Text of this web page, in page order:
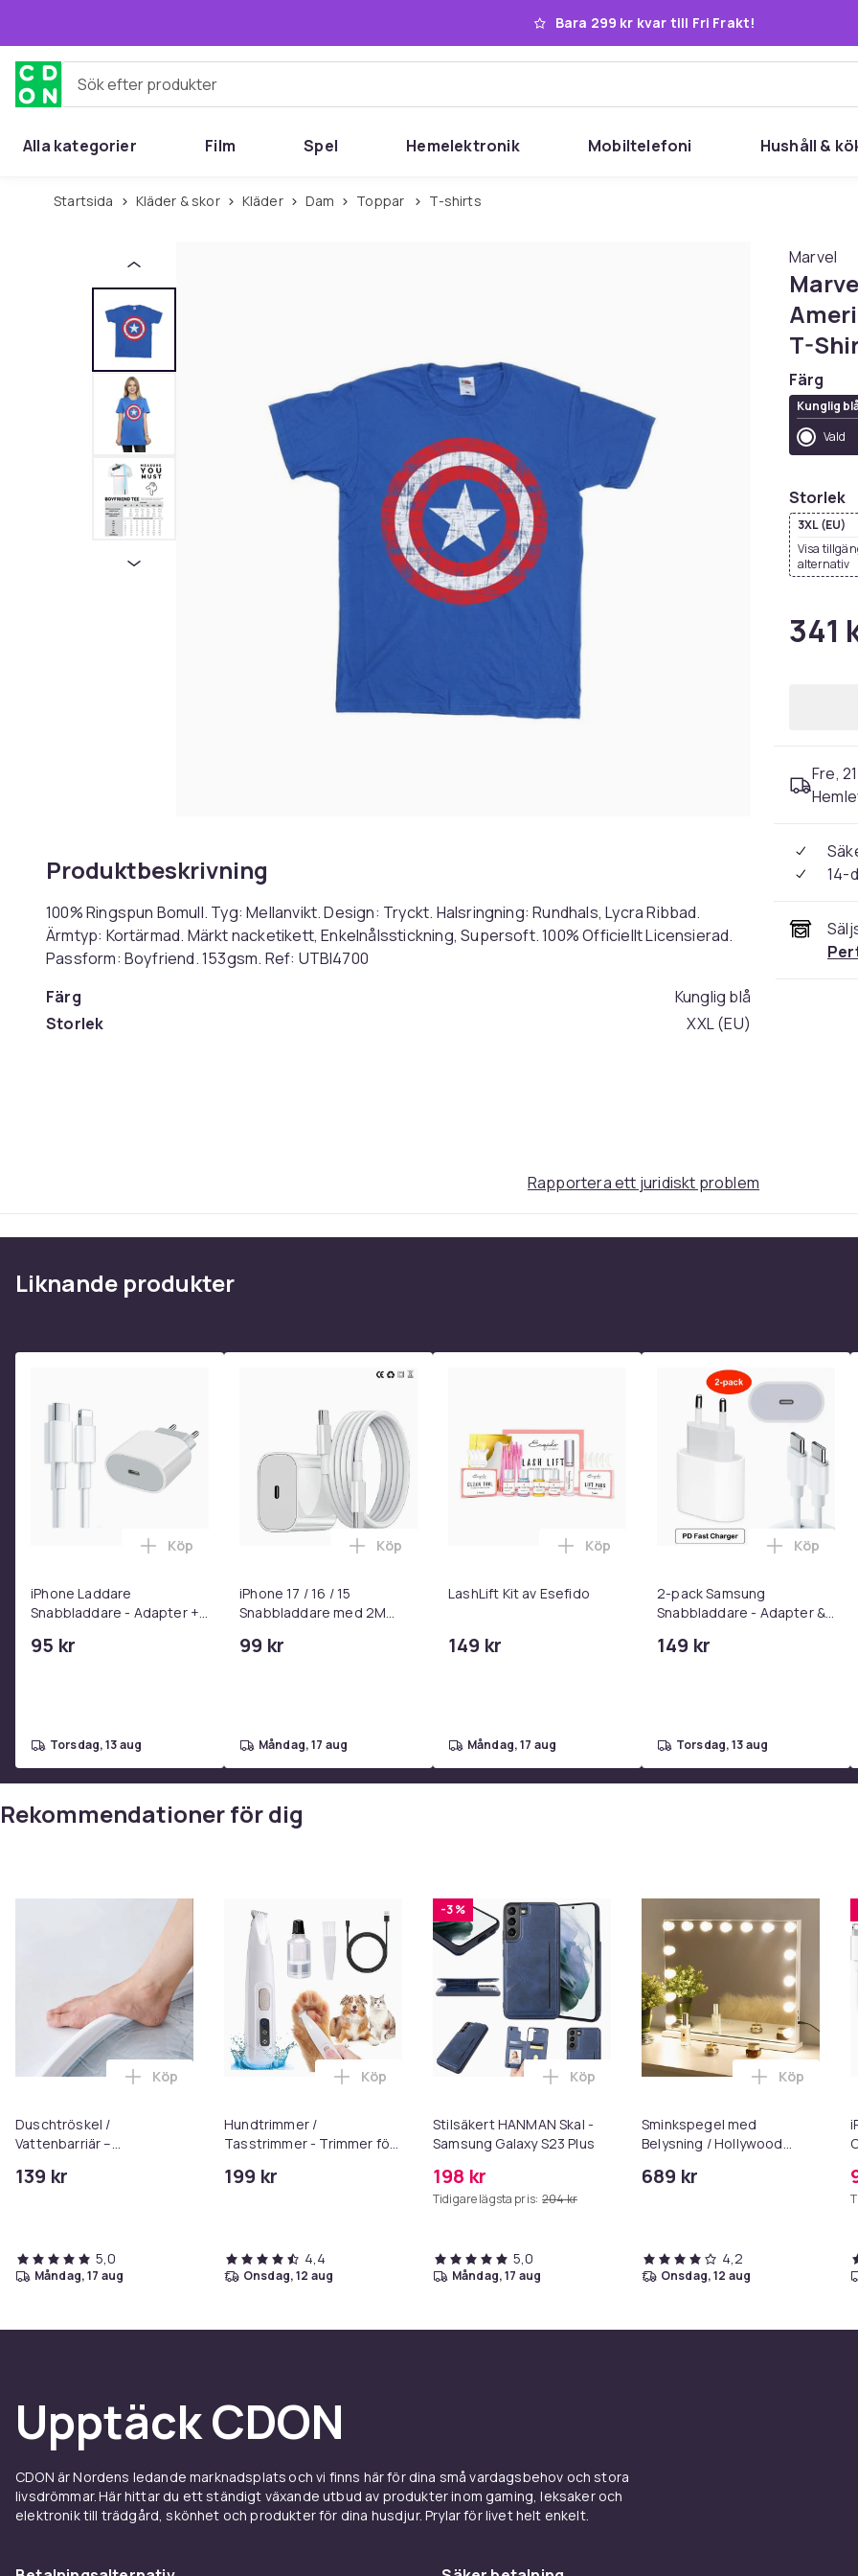
Bara 299 kr kvar till Fri Frakt!
Sök efter produkter
Alla kategorier Film Spel Hemelektronik Mobiltelefoni Hushåll &
Startsida Kläder & skor Kläder Dam Toppar T-shirts
Produktbeskrivning
100% Ringspun Bomull. Tyg: Mellanvikt. Design: Tryckt. Halsringning: Rundhals, Lycra Ribbad.
Ärmtyp: Kortärmad. Märkt nacketikett, Enkelnålsstickning, Supersoft. 100% Officiellt Licensierad.
Passform: Boyfriend. 153gsm. Ref: UTBI4700
Färg
Kunglig blå
Storlek
XXL (EU)
Marvel
T-
Färg
Kunglig
Vald
Storlek
3XL (EU)
Visa
alternativ
341
Fre,
14-
Rapportera ett juridiskt problem
Liknande produkter
iPhone Laddare
Snabbladdare - Adapter +
C 2m
95 kr
Lägg till iPhone Laddare Snabbladdare - Adapter + Kabel 25W lightning - USB-C 2m i varukorgen
Köp
torsdag, 13 aug
iPhone 17 / 16 / 15
Snabbladdare med 2M
99 kr
Lägg till iPhone 17 / 16 / 15 Snabbladdare med 2M USB-C till USB-C
Köp
måndag, 17 aug
LashLift Kit av Esefido
149 kr
Lägg till LashLift Kit av Esefido i
Köp
måndag, 17 aug
2-pack Samsung
Snabbladdare - Adapter &
149 kr
Lägg till
Köp
torsdag, 13 aug
Rekommendationer för dig
Duschtröskel /
Vattenbarriär –
Håll ditt badrum torrt och
139 kr
Lägg till Duschtröskel / Vattenbarriär – Självhäftande Silikonlist Håll ditt badrum torrt och tryggt 2m i
Köp
5,0
måndag, 17 aug
Hundtrimmer /
Tasstrimmer - Trimmer för
199 kr
Lägg till Hundtrimmer / Tasstrimmer - Trimmer för tassar i varukorgen
Köp
4,4
onsdag, 12 aug
-3 %
Stilsäkert HANMAN Skal -
Samsung Galaxy S23 Plus
198 kr
Tidigare lägsta pris: 204 kr
Lägg till Stilsäkert HANMAN Skal -
Köp
5,0
måndag, 17 aug
Sminkspegel med
Belysning / Hollywood
689 kr
Lägg till
Köp
4,2
onsdag, 12 aug
Upptäck CDON
CDON är Nordens ledande marknadsplats och vi finns här för dina små vardagsbehov och stora
livsdrömmar. Här hittar du ett ständigt växande utbud av produkter inom gaming, leksaker och
elektronik till trädgård, skönhet och produkter för dina husdjur. Prylar för livet helt enkelt.